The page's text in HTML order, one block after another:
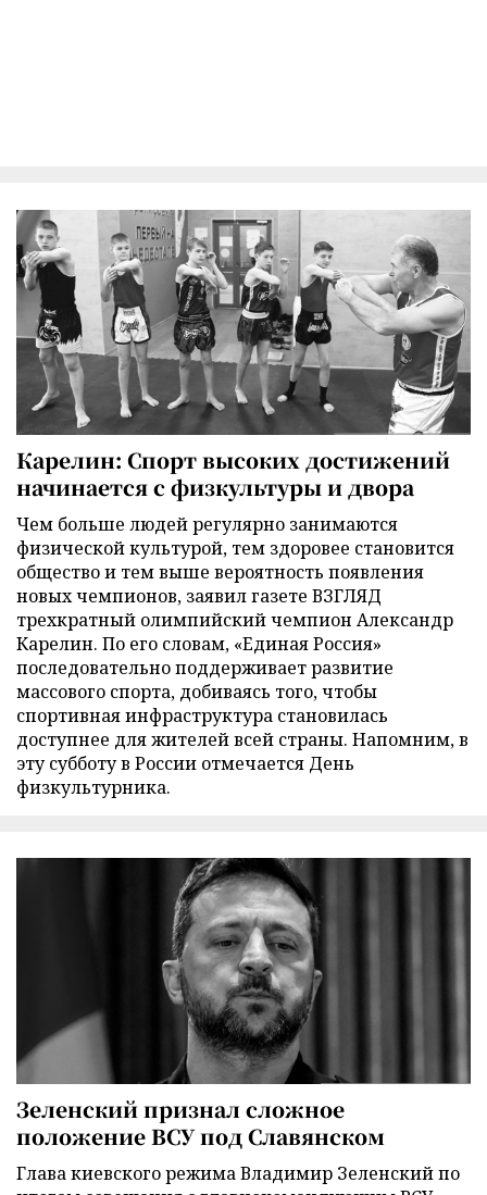
Карелин: Спорт высоких достижений
начинается с физкультуры и двора
Чем больше людей регулярно занимаются
физической культурой, тем здоровее становится
общество и тем выше вероятность появления
новых чемпионов, заявил газете ВЗГЛЯД
трехкратный олимпийский чемпион Александр
Карелин. По его словам, «Единая Россия»
последовательно поддерживает развитие
массового спорта, добиваясь того, чтобы
спортивная инфраструктура становилась
доступнее для жителей всей страны. Напомним, в
эту субботу в России отмечается День
физкультурника.
Зеленский признал сложное
положение ВСУ под Славянском
Глава киевского режима Владимир Зеленский по